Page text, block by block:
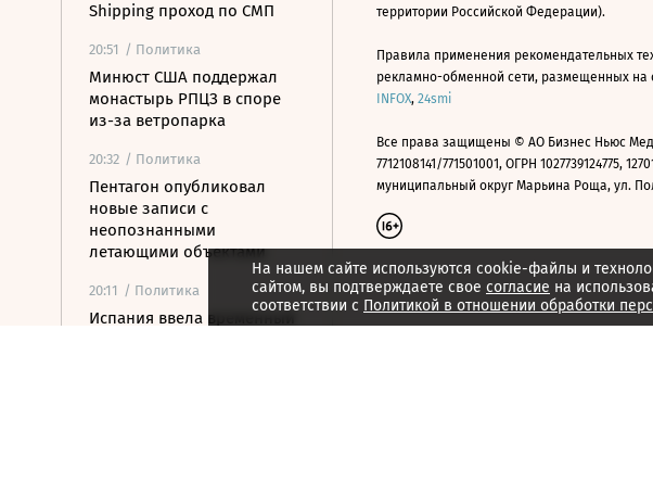
Shipping проход по СМП
20:51 / Политика
Минюст США поддержал
монастырь РПЦЗ в споре
из-за ветропарка
20:32 / Политика
Пентагон опубликовал
новые записи с
неопознанными
летающими объектами
20:11 / Политика
Испания ввела временный
На нашем сайте используются cookie-файлы и
сайтом, вы подтверждаете свое согласие на
соответствии с Политикой в отношении обработки
территории Российской Федерации).
Правила применения рекомендательных
рекламно-обменной сети, размещенных на
INFOX, 24smi
Все права защищены © АО Бизнес Ньюс
7712108141/771501001, ОГРН 1027739124775,
муниципальный округ Марьина Роща, ул.